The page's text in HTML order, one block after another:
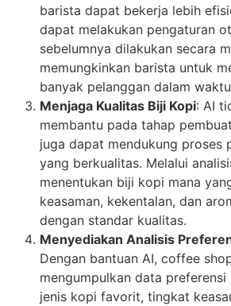
barista dapat bekerja lebih
dapat melakukan pengaturan
sebelumnya dilakukan secara
memungkinkan barista untuk
banyak pelanggan dalam
Menjaga Kualitas Biji Kopi: AI
membantu pada tahap
juga dapat mendukung proses
yang berkualitas. Melalui
menentukan biji kopi mana
keasaman, kekentalan, dan
dengan standar kualitas.
Menyediakan Analisis
Dengan bantuan AI, coffee
mengumpulkan data
jenis kopi favorit, tingkat